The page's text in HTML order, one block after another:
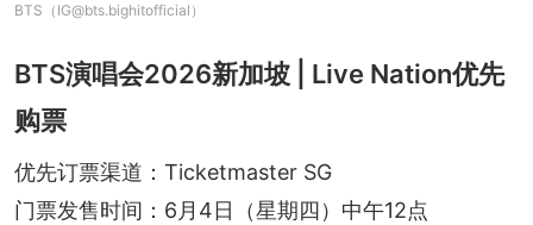
BTS（IG@bts.bighitofficial）
BTS演唱会2026新加坡 | Live Nation优先
购票
优先订票渠道：Ticketmaster SG
门票发售时间：6月4日（星期四）中午12点